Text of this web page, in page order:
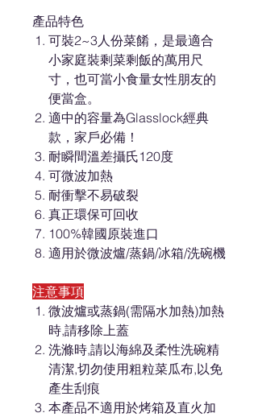
產品特色
可裝2~3人份菜餚，是最適合
小家庭裝剩菜剩飯的萬用尺
寸，也可當小食量女性朋友的
便當盒。
適中的容量為Glasslock經典
款，家戶必備！
耐瞬間溫差攝氏120度
可微波加熱
耐衝擊不易破裂
真正環保可回收
100%韓國原裝進口
適用於微波爐/蒸鍋/冰箱/洗碗機
注意事項
微波爐或蒸鍋(需隔水加熱)加熱
時,請移除上蓋
洗滌時,請以海綿及柔性洗碗精
清潔,切勿使用粗粒菜瓜布,以免
產生刮痕
本產品不適用於烤箱及直火加